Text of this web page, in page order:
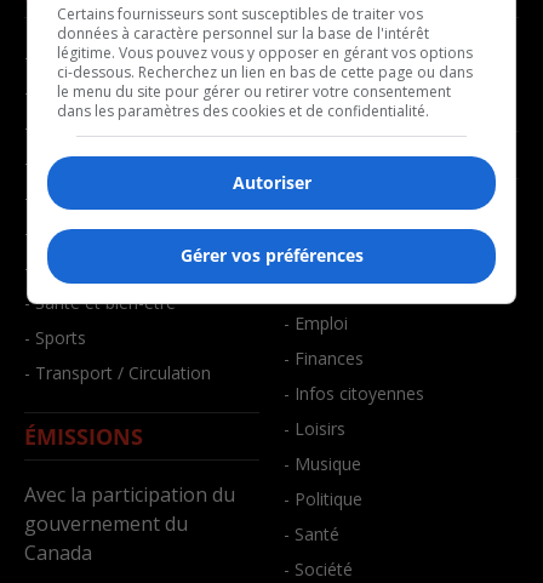
- Affaires municipales
- Communauté / Social
- Culture
- Économie
- Éducation
- Environnement
- Faits divers
- Santé et bien-être
- Sports
- Transport / Circulation
ÉMISSIONS
Avec la participation du
gouvernement du
Canada
- Décompte franco
- Joué récemment
BALADOS
- Art de vivre
- Bien-être
- Emploi
- Finances
- Infos citoyennes
- Loisirs
- Musique
- Politique
- Santé
- Société
Certains fournisseurs sont susceptibles de traiter vos
données à caractère personnel sur la base de l'intérêt
légitime. Vous pouvez vous y opposer en gérant vos options
ci-dessous. Recherchez un lien en bas de cette page ou dans
le menu du site pour gérer ou retirer votre consentement
dans les paramètres des cookies et de confidentialité.
Autoriser
Gérer vos préférences